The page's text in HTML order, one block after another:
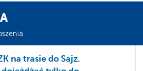
na trasie do Sajz.